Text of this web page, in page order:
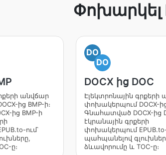
Փոխարկել
անվճար
ից BMP-ի։
ից BMP-ի
ում՝
ը։
DO
DO
DOCX ից DOC
Էլեկտրոնային գրքերի
փոխակերպում DOCX-ից
Գնահատված DOCX-ից
էկրանային գրքերի
փոխակերպում EPUB.to-
պահպանելով
ձևավորումը և TOC-ը։